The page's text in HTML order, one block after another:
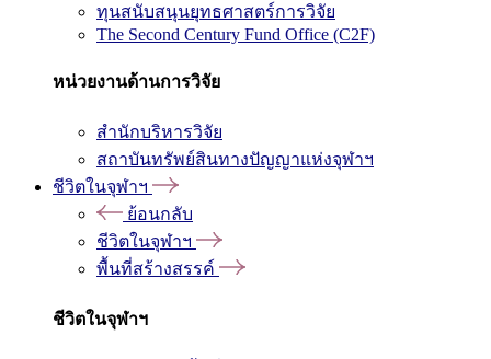
ทุนสนับสนุนยุทธศาสตร์การวิจัย
The Second Century Fund Office (C2F)
หน่วยงานด้านการวิจัย
สำนักบริหารวิจัย
สถาบันทรัพย์สินทางปัญญาแห่งจุฬาฯ
ชีวิตในจุฬาฯ
ย้อนกลับ
ชีวิตในจุฬาฯ
พื้นที่สร้างสรรค์
ชีวิตในจุฬาฯ